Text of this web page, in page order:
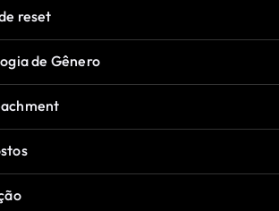
reset
de Gênero